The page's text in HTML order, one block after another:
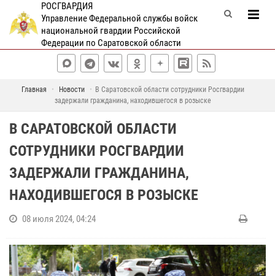
РОСГВАРДИЯ
Управление Федеральной службы войск
национальной гвардии Российской
Федерации по Саратовской области
Главная Новости
В Саратовской области сотрудники Росгвардии
задержали гражданина, находившегося в розыске
В САРАТОВСКОЙ ОБЛАСТИ
СОТРУДНИКИ РОСГВАРДИИ
ЗАДЕРЖАЛИ ГРАЖДАНИНА,
НАХОДИВШЕГОСЯ В РОЗЫСКЕ
08 июля 2024, 04:24